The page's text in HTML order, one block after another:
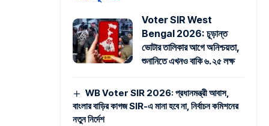
Voter SIR West
Bengal 2026: চূড়ান্ত
ভোটার তালিকার আগে অনিশ্চয়তা,
শুনানিতে এখনও বাকি ৬.২৫ লক্ষ
WB Voter SIR 2026: প্রধানমন্ত্রী আবাস,
বাংলার বাড়ির কাগজ SIR-এ মানা হবে না, নির্বাচন কমিশনের
নতুন নির্দেশ